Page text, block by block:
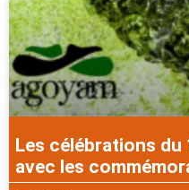
Les célébrations
avec les